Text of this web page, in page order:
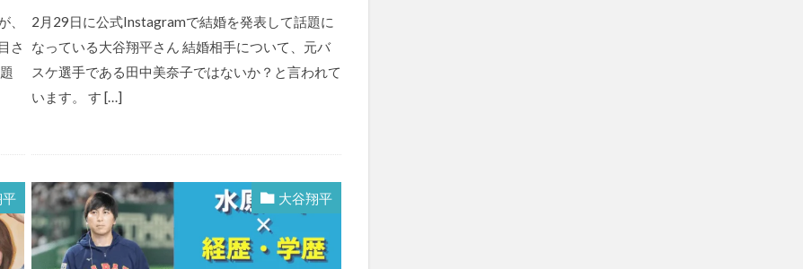
、
さ
2月29日に公式Instagramで結婚を発表して話題に
なっている大谷翔平さん 結婚相手について、元バ
スケ選手である田中美奈子ではないか？と言われて
います。 す […]
大谷翔平